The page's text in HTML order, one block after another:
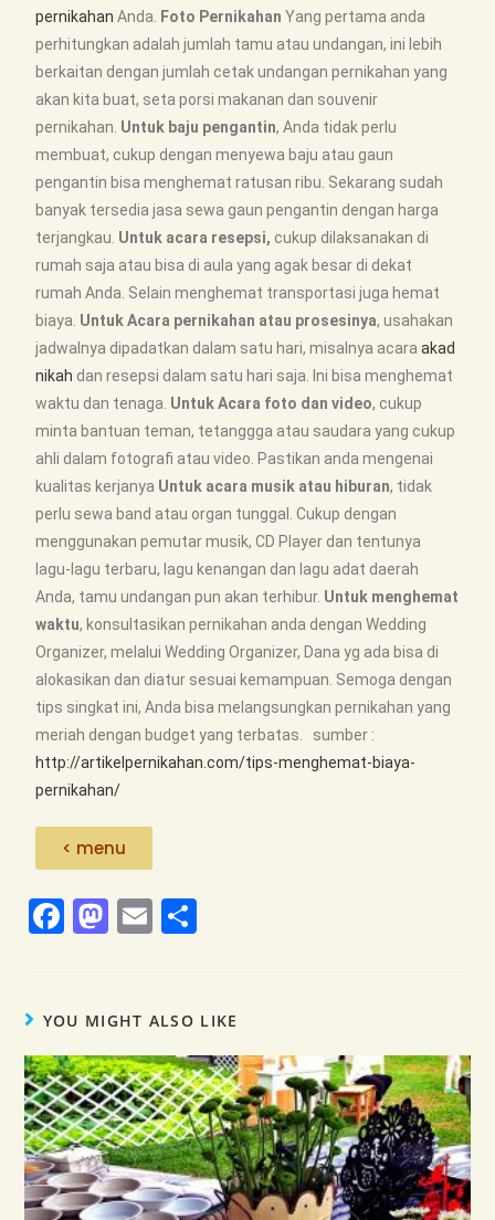
pernikahan Anda. Foto Pernikahan Yang pertama anda
perhitungkan adalah jumlah tamu atau undangan, ini lebih
berkaitan dengan jumlah cetak undangan pernikahan yang
akan kita buat, seta porsi makanan dan souvenir
pernikahan. Untuk baju pengantin, Anda tidak perlu
membuat, cukup dengan menyewa baju atau gaun
pengantin bisa menghemat ratusan ribu. Sekarang sudah
banyak tersedia jasa sewa gaun pengantin dengan harga
terjangkau. Untuk acara resepsi, cukup dilaksanakan di
rumah saja atau bisa di aula yang agak besar di dekat
rumah Anda. Selain menghemat transportasi juga hemat
biaya. Untuk Acara pernikahan atau prosesinya, usahakan
jadwalnya dipadatkan dalam satu hari, misalnya acaraakad
nikah dan resepsi dalam satu hari saja. Ini bisa menghemat
waktu dan tenaga. Untuk Acara foto dan video, cukup
minta bantuan teman, tetanggga atau saudara yang cukup
ahli dalam fotografi atau video. Pastikan anda mengenai
kualitas kerjanya Untuk acara musik atau hiburan, tidak
perlu sewa band atau organ tunggal. Cukup dengan
menggunakan pemutar musik, CD Player dan tentunya
lagu-lagu terbaru, lagu kenangan dan lagu adat daerah
Anda, tamu undangan pun akan terhibur. Untuk menghemat
waktu, konsultasikan pernikahan anda dengan Wedding
Organizer, melalui Wedding Organizer, Dana yg ada bisa di
alokasikan dan diatur sesuai kemampuan. Semoga dengan
tips singkat ini, Anda bisa melangsungkan pernikahan yang
meriah dengan budget yang terbatas. sumber :
http://artikelpernikahan.com/tips-menghemat-biaya-
pernikahan/
< menu
F
e
b
o
o
k
M
o
d
o
n
E
l e
YOU MIGHT ALSO LIKE